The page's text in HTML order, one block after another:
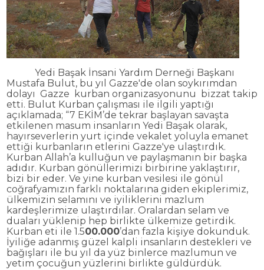
Yedi Başak İnsani Yardım Derneği Başkanı
Mustafa Bulut, bu yıl Gazze'de olan soykırımdan
dolayı Gazze kurban organizasyonunu bizzat takip
etti. Bulut Kurban çal ışması ile ilgili yaptığı
açıklamada; “7 EKİM’de tekrar başlayan savaşta
etkilenen masum insanların Yedi Başak olarak,
hayırseverlerin yurt içinde vekalet yoluyla emanet
ettiği kurbanların etlerini Gazze'ye ulaştırdık.
Kurban Allah’a kulluğun ve paylaşmanın bir başka
adıdır. Kurban gönüllerimizi birbirine yaklaştırır,
bizi bir eder. Ve yine kurban vesilesi ile gönül
coğrafyamızın farklı noktalarına giden ekiplerimiz,
ülkemizin selamını ve iyiliklerini mazlum
kardeşlerimize ulaştırdılar. Oralardan selam ve
duaları yüklenip hep birlikte ülkemize getirdik.
Kurban eti ile 1.500.000’dan fazla kişiye dokunduk.
İyiliğe adanmış güzel kalpli insanların destekleri ve
bağışları ile bu yıl da yüz binlerce mazlumun ve
yetim çocuğun yüzlerini birlikte güldürdük.